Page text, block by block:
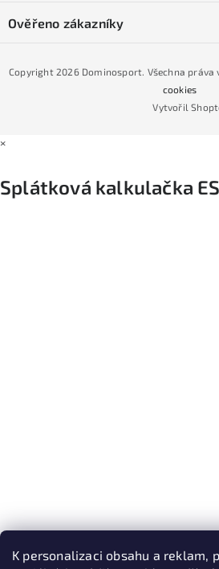
K personalizaci obsahu a reklam,
Podmínky GDPR
Podmínky nákupu na splátky ESSOX
Naše prodejna
Ověřeno zákazníky
Vytvořil
Copyright 2026 Dominosport. Všechna práva
cookies
×
Splátková kalkulačka